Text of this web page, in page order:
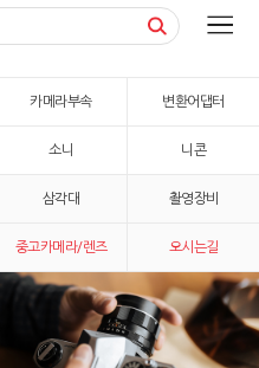
카메라부속 변환어댑터
소니 니콘
삼각대 촬영장비
중고카메라/렌즈 오시는길